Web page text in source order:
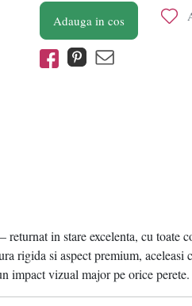
Adauga in cos
in stare excelenta, cu toate
rigida si aspect premium,
impact vizual major pe orice